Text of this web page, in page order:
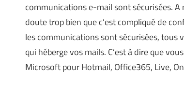
communications e-mail sont sécurisées.
doute trop bien que c’est compliqué de
les communications sont sécurisées, tous
qui héberge vos mails. C’est à dire que
Microsoft pour Hotmail, Office365, Live,